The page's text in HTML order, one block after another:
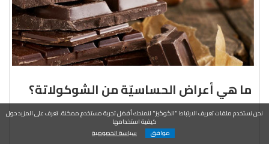
ما هي أعراض الحساسيّة من الشوكولاتة؟
نحن نستخدم ملفات تعريف الارتباط "الكوكيز" لنمنحك أفضل تجربة مستخدم ممكنة. تعرف على المزيد حول
كيفية استخدامها
موافق
سياسة الخصوصية